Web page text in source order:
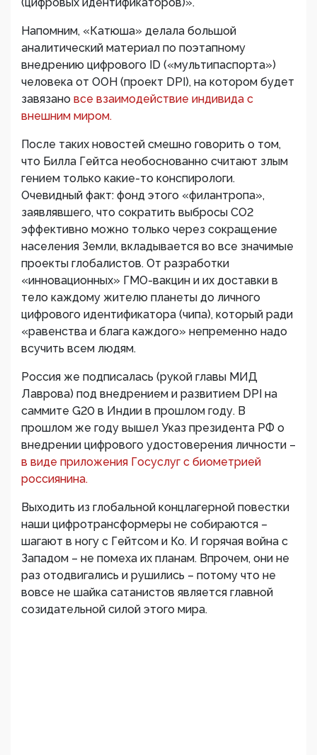
Напомним, «Катюша» делала большой
аналитический материал по поэтапному
внедрению цифрового ID («мультипаспорта»)
человека от ООН (проект DPI), на котором будет
завязано все взаимодействие индивида с
внешним миром.
После таких новостей смешно говорить о том,
что Билла Гейтса необоснованно считают злым
гением только какие-то конспирологи.
Очевидный факт: фонд этого «филантропа»,
заявлявшего, что сократить выбросы CO2
эффективно можно только через сокращение
населения Земли, вкладывается во все значимые
проекты глобалистов. От разработки
«инновационных» ГМО-вакцин и их доставки в
тело каждому жителю планеты до личного
цифрового идентификатора (чипа), который ради
«равенства и блага каждого» непременно надо
всучить всем людям.
Россия же подписалась (рукой главы МИД
Лаврова) под внедрением и развитием DPI на
саммите G20 в Индии в прошлом году. В
прошлом же году вышел Указ президента РФ о
внедрении цифрового удостоверения личности –
в виде приложения Госуслуг с биометрией
россиянина.
Выходить из глобальной концлагерной повестки
наши цифротрансформеры не собираются –
шагают в ногу с Гейтсом и Ко. И горячая война с
Западом – не помеха их планам. Впрочем, они не
раз отодвигались и рушились – потому что не
вовсе не шайка сатанистов является главной
созидательной силой этого мира.